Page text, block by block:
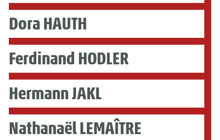
Dora HAUTH
Ferdinand HODLER
Hermann JAKL
Nathanaël LEMAÎTRE